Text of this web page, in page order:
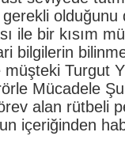
olduğunu
ile bir kısım
bilgilerin
Turgut
Mücadele
alan rütbeli
içeriğinden